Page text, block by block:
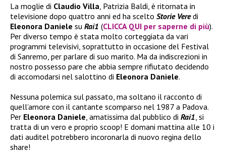
La moglie di Claudio Villa , Patrizia Baldi, è ritornata in
televisione dopo quattro anni ed ha scelto Storie Veredi
Eleonora Daniele su Rai1 (CLICCA QUI per saperne di più).
Per diverso tempo è stata molto corteggiata da vari
programmi televisivi, soprattutto in occasione del Festival
di Sanremo, per parlare di suo marito. Ma da indiscrezioni in
nostro possesso pare che abbia sempre rifiutato decidendo
di accomodarsi nel salottino di Eleonora Daniele.
Nessuna polemica sul passato, ma soltano il racconto di
quell’amore con il cantante scomparso nel 1987 a Padova.
Per Eleonora Daniele , amatissima dal pubblico di Rai1 , si
tratta di un vero e proprio scoop! E domani mattina alle 10 i
dati auditel potrebbero incoronarla di nuovo regina dello
share!